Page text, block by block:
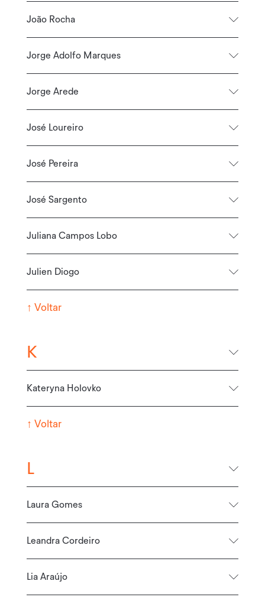
João Rocha
Jorge Adolfo Marques
Jorge Arede
José Loureiro
José Pereira
José Sargento
Juliana Campos Lobo
Julien Diogo
↑ Voltar
K
Kateryna Holovko
↑ Voltar
L
Laura Gomes
Leandra Cordeiro
Lia Araújo